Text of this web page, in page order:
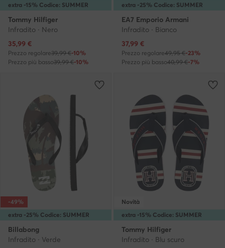
extra -15% Codice: SUMMER
Tommy Hilfiger
Infradito · Nero
Prezzo attuale
35,99 €
Prezzo regolare39,99 €-10%
Prezzo più basso39,99 €-10%
extra -25% Codice: SUMMER
EA7 Emporio Armani
Infradito · Bianco
Prezzo attuale
37,99 €
Prezzo regolare49,95 €-23%
Prezzo più basso40,99 €-7%
extra -25% Codice: SUMMER
-49%
Billabong
Infradito · Verde
extra -15% Codice: SUMMER
Novità
Tommy Hilfiger
Infradito · Blu scuro